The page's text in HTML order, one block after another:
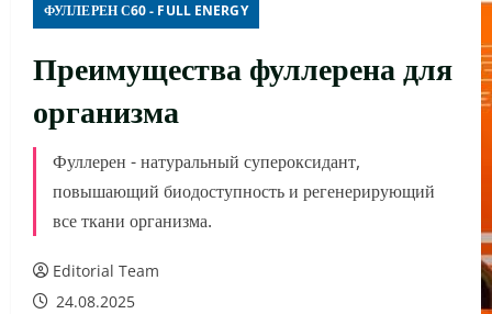
ФУЛЛЕРЕН С60 - FULL ENERGY
Преимущества фуллерена для
организма
Фуллерен - натуральный супероксидант,
повышающий биодоступность и регенерирующий
все ткани организма.
Editorial Team
24.08.2025